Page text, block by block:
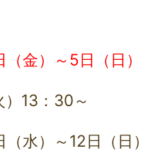
金）～5日（日）
13：30～
水）～12日（